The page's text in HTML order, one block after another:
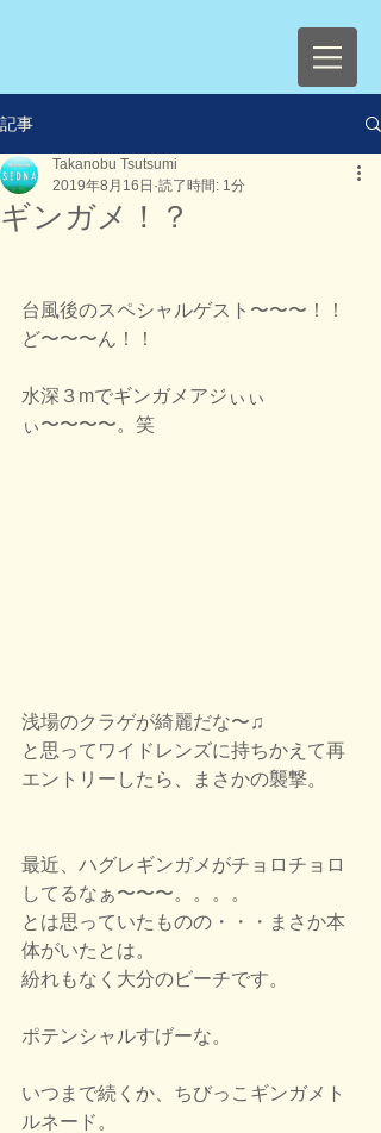
記事
ギンガメ！？
Takanobu Tsutsumi
2019年8月16日 読了時間: 1分
台風後のスペシャルゲスト〜〜〜！！
ど〜〜〜ん！！
水深３mでギンガメアジぃぃ
ぃ〜〜〜〜。笑
浅場のクラゲが綺麗だな〜♫
と思ってワイドレンズに持ちかえて再
エントリーしたら、まさかの襲撃。
最近、ハグレギンガメがチョロチョロ
してるなぁ〜〜〜。。。。
とは思っていたものの・・・まさか本
体がいたとは。
紛れもなく大分のビーチです。
ポテンシャルすげーな。
いつまで続くか、ちびっこギンガメト
ルネード。